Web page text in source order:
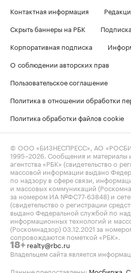
Контактная информация
Скрыть баннеры на РБК
Корпоративная подписка
О соблюдении авторских прав
Пользовательское соглашение
Политика в отношении обработки
Политика обработки файлов cookie
© ООО «БИЗНЕСПРЕСС», АО
1995–2026 . Сообщения и
агентства «РБК» (свидетельство о
массовой информации выдано
по надзору в сфере связи,
и массовых коммуникаций
за номером ИА №ФС77-63848) и
(свидетельство о регистрации
выдано Федеральной службой по
информационных технологий и
(Роскомнадзор) 03.12.2021 за
сопровождаются пометкой «РБК».
18+ realty@rbc.ru
Владельцем сайта является
Данные предоставлены: Мосбиржа